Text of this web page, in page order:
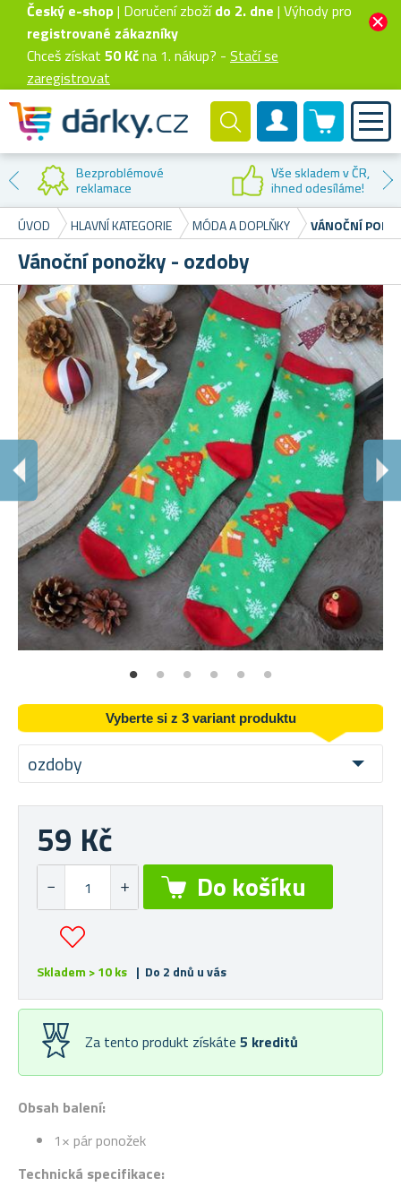
Český e-shop| Doručení zbožído 2. dne | Výhody pro
registrované zákazníky
Chceš získat 50 Kčna 1. nákup? - Stačí se
zaregistrovat
Zákaznický účet
0 produktů
Bezproblémové
reklamace
Vše skladem v ČR,
ihned odesíláme!
ÚVOD
HLAVNÍ KATEGORIE MÓDA A DOPLŇKY VÁNOČNÍ
Vánoční ponožky - ozdoby
Vyberte si z 3 variant produktu
ozdoby
Obsah balení:
1× pár ponožek
Technická specifikace:
59 Kč
Skladem > 10 ks | Do 2 dnů u vás
Za tento produkt získáte 5 kreditů